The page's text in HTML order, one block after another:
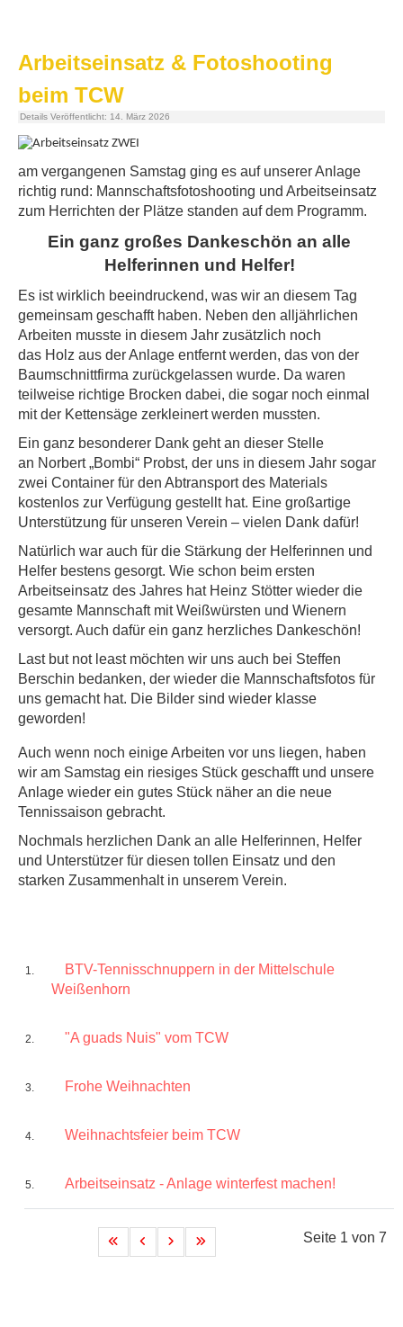
Arbeitseinsatz & Fotoshooting
beim TCW
Details Veröffentlicht: 14. März 2026
am vergangenen Samstag ging es auf unserer Anlage
richtig rund: Mannschaftsfotoshooting und Arbeitseinsatz
zum Herrichten der Plätze standen auf dem Programm.
Ein ganz großes Dankeschön an alle
Helferinnen und Helfer!
Es ist wirklich beeindruckend, was wir an diesem Tag
gemeinsam geschafft haben. Neben den alljährlichen
Arbeiten musste in diesem Jahr zusätzlich noch
das Holz aus der Anlage entfernt werden, das von der
Baumschnittfirma zurückgelassen wurde. Da waren
teilweise richtige Brocken dabei, die sogar noch einmal
mit der Kettensäge zerkleinert werden mussten.
Ein ganz besonderer Dank geht an dieser Stelle
an Norbert „Bombi“ Probst, der uns in diesem Jahr sogar
zwei Container für den Abtransport des Materials
kostenlos zur Verfügung gestellt hat. Eine großartige
Unterstützung für unseren Verein – vielen Dank dafür!
Natürlich war auch für die Stärkung der Helferinnen und
Helfer bestens gesorgt. Wie schon beim ersten
Arbeitseinsatz des Jahres hat Heinz Stötter wieder die
gesamte Mannschaft mit Weißwürsten und Wienern
versorgt. Auch dafür ein ganz herzliches Dankeschön!
Last but not least möchten wir uns auch bei Steffen
Berschin bedanken, der wieder die Mannschaftsfotos für
uns gemacht hat. Die Bilder sind wieder klasse
geworden!
Auch wenn noch einige Arbeiten vor uns liegen, haben
wir am Samstag ein riesiges Stück geschafft und unsere
Anlage wieder ein gutes Stück näher an die neue
Tennissaison gebracht.
Nochmals herzlichen Dank an alle Helferinnen, Helfer
und Unterstützer für diesen tollen Einsatz und den
starken Zusammenhalt in unserem Verein.
BTV-Tennisschnuppern in der Mittelschule
Weißenhorn
"A guads Nuis" vom TCW
Frohe Weihnachten
Weihnachtsfeier beim TCW
Arbeitseinsatz - Anlage winterfest machen!
Seite 1 von 7